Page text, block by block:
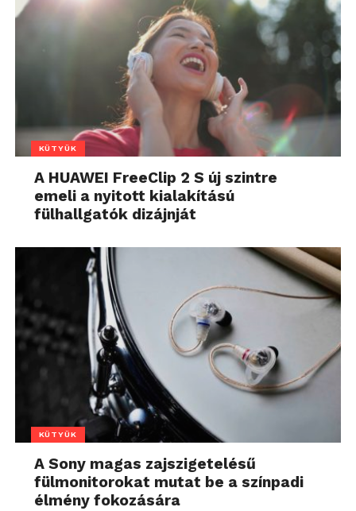
KÜTYÜK
A HUAWEI FreeClip 2 S új szintre
emeli a nyitott kialakítású
fülhallgatók dizájnját
KÜTYÜK
A Sony magas zajszigetelésű
fülmonitorokat mutat be a színpadi
élmény fokozására